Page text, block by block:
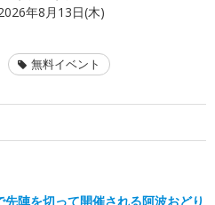
年8月13日(木)
無料イベント
先陣を切って開催される阿波おどり